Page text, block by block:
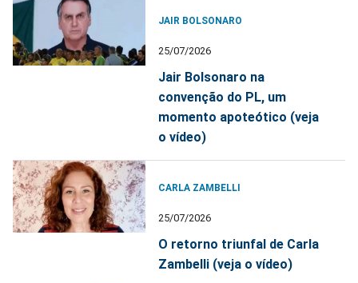
JAIR BOLSONARO
25/07/2026
Jair Bolsonaro na
convenção do PL, um
momento apoteótico (veja
o vídeo)
CARLA ZAMBELLI
25/07/2026
O retorno triunfal de Carla
Zambelli (veja o vídeo)